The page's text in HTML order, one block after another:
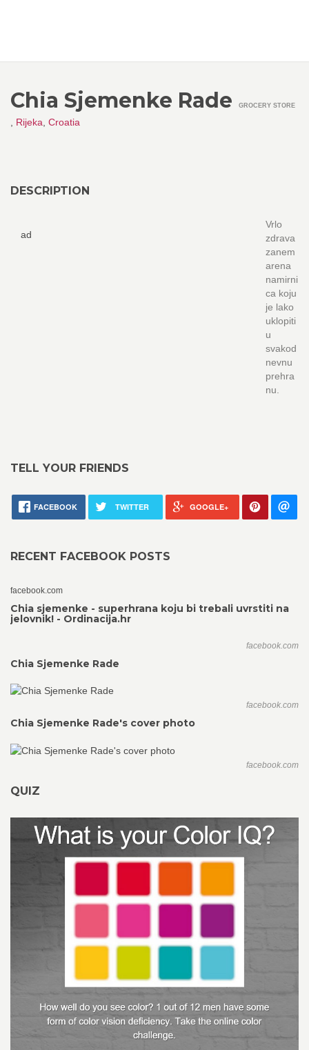
Chia Sjemenke Rade
Rijeka Croatia
GROCERY STORE
DESCRIPTION
ad
Vrlo
zdrava
zanem
arena
namirni
ca koju
je lako
uklopiti
u
svakod
nevnu
prehra
nu.
TELL YOUR FRIENDS
FACEBOOK TWITTER GOOGLE+
RECENT FACEBOOK POSTS
facebook.com
Chia sjemenke - superhrana koju bi trebali uvrstiti na
jelovnik! - Ordinacija.hr
facebook.com
Chia Sjemenke Rade
facebook.com
Chia Sjemenke Rade's cover photo
facebook.com
QUIZ